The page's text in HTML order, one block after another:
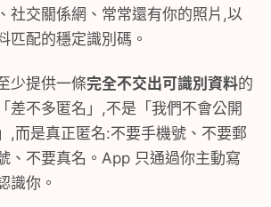
社交關係網、常常還有你的照片,以
匹配的穩定識別碼。
少提供一條完全不交出可識別資料的
差不多匿名」,不是「我們不會公開
,而是真正匿名:不要手機號、不要郵
、不要真名。App 只通過你主動寫
識你。